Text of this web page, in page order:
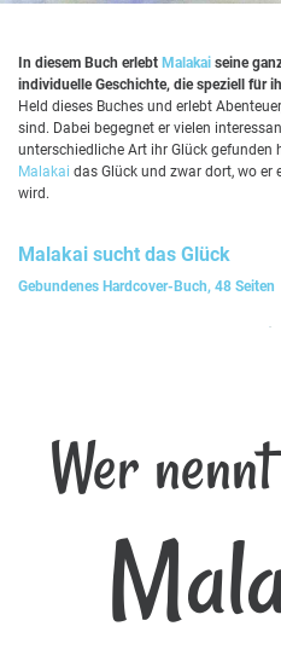
In diesem Buch erlebt Malakai seine
individuelle Geschichte, die speziell für
Held dieses Buches und erlebt
sind. Dabei begegnet er vielen
unterschiedliche Art ihr Glück gefunden
Malakai das Glück und zwar dort, wo er
wird.
Malakai sucht das Glück
Gebundenes Hardcover-Buch, 48 Seiten
Wer